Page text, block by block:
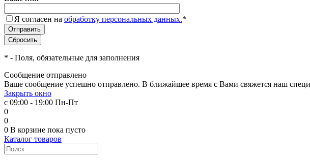
Я согласен на обработку персональных данных.*
* - Поля, обязательные для заполнения
Сообщение отправлено
Ваше сообщение успешно отправлено. В ближайшее время с Вами свяжется наш
Закрыть окно
с 09:00 - 19:00 Пн-Пт
0
0
0 В корзине пока пусто
Каталог товаров